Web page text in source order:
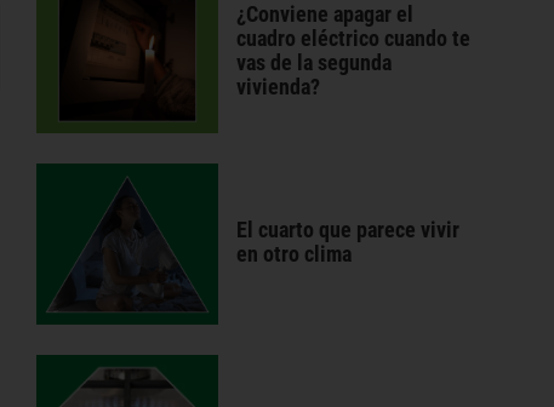
¿Conviene apagar el
cuadro eléctrico cuando te
vas de la segunda
vivienda?
El cuarto que parece vivir
en otro clima